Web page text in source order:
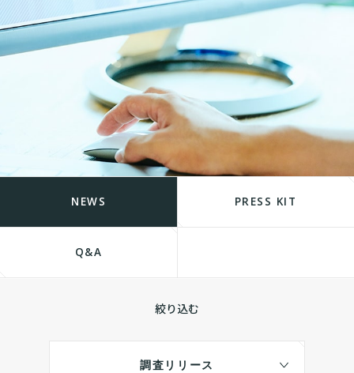
NEWS PRESS KIT
Q&A
絞り込む
調査リリース